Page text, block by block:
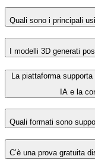
Quali sono i principali
I modelli 3D generati
La piattaforma
IA e la
Quali formati sono
C’è una prova gratuita